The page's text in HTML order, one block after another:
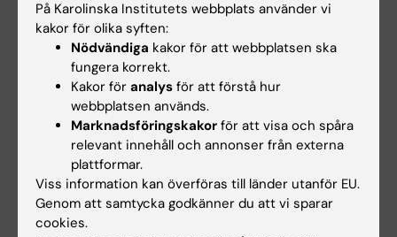
Genomförande av observation av
aktivitetssituationer och klienters
aktivitetsutförande i relation till
miljöfaktorer
Uppvisa förmåga till ett professionellt
förhållningssätt, att möta
klienter/patienter och anhöriga med
empati och respekt
Uppvisa förmåga till lagarbete och
På Karolinska Institutets webbplats använder vi
kakor för olika syften:
Nödvändiga kakor för att webbplatsen ska
fungera korrekt.
Kakor för analys för att förstå hur
webbplatsen används.
Marknadsföringskakor för att visa och spåra
relevant innehåll och annonser från externa
plattformar.
Viss information kan överföras till länder utanför EU.
Genom att samtycka godkänner du att vi sparar
cookies.